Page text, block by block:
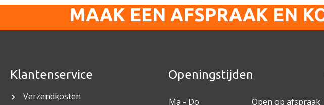
MAAK EEN AFSPRAAK EN
Klantenservice
Verzendkosten
Openingstijden
Ma - Do
Open op afspraak